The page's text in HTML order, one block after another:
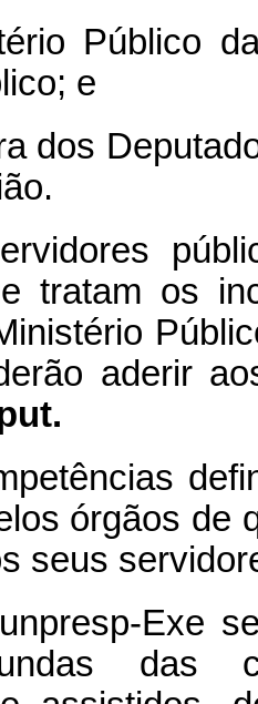
Público
e
dos
tratam os
aderir
órgãos
seus
Exe
das